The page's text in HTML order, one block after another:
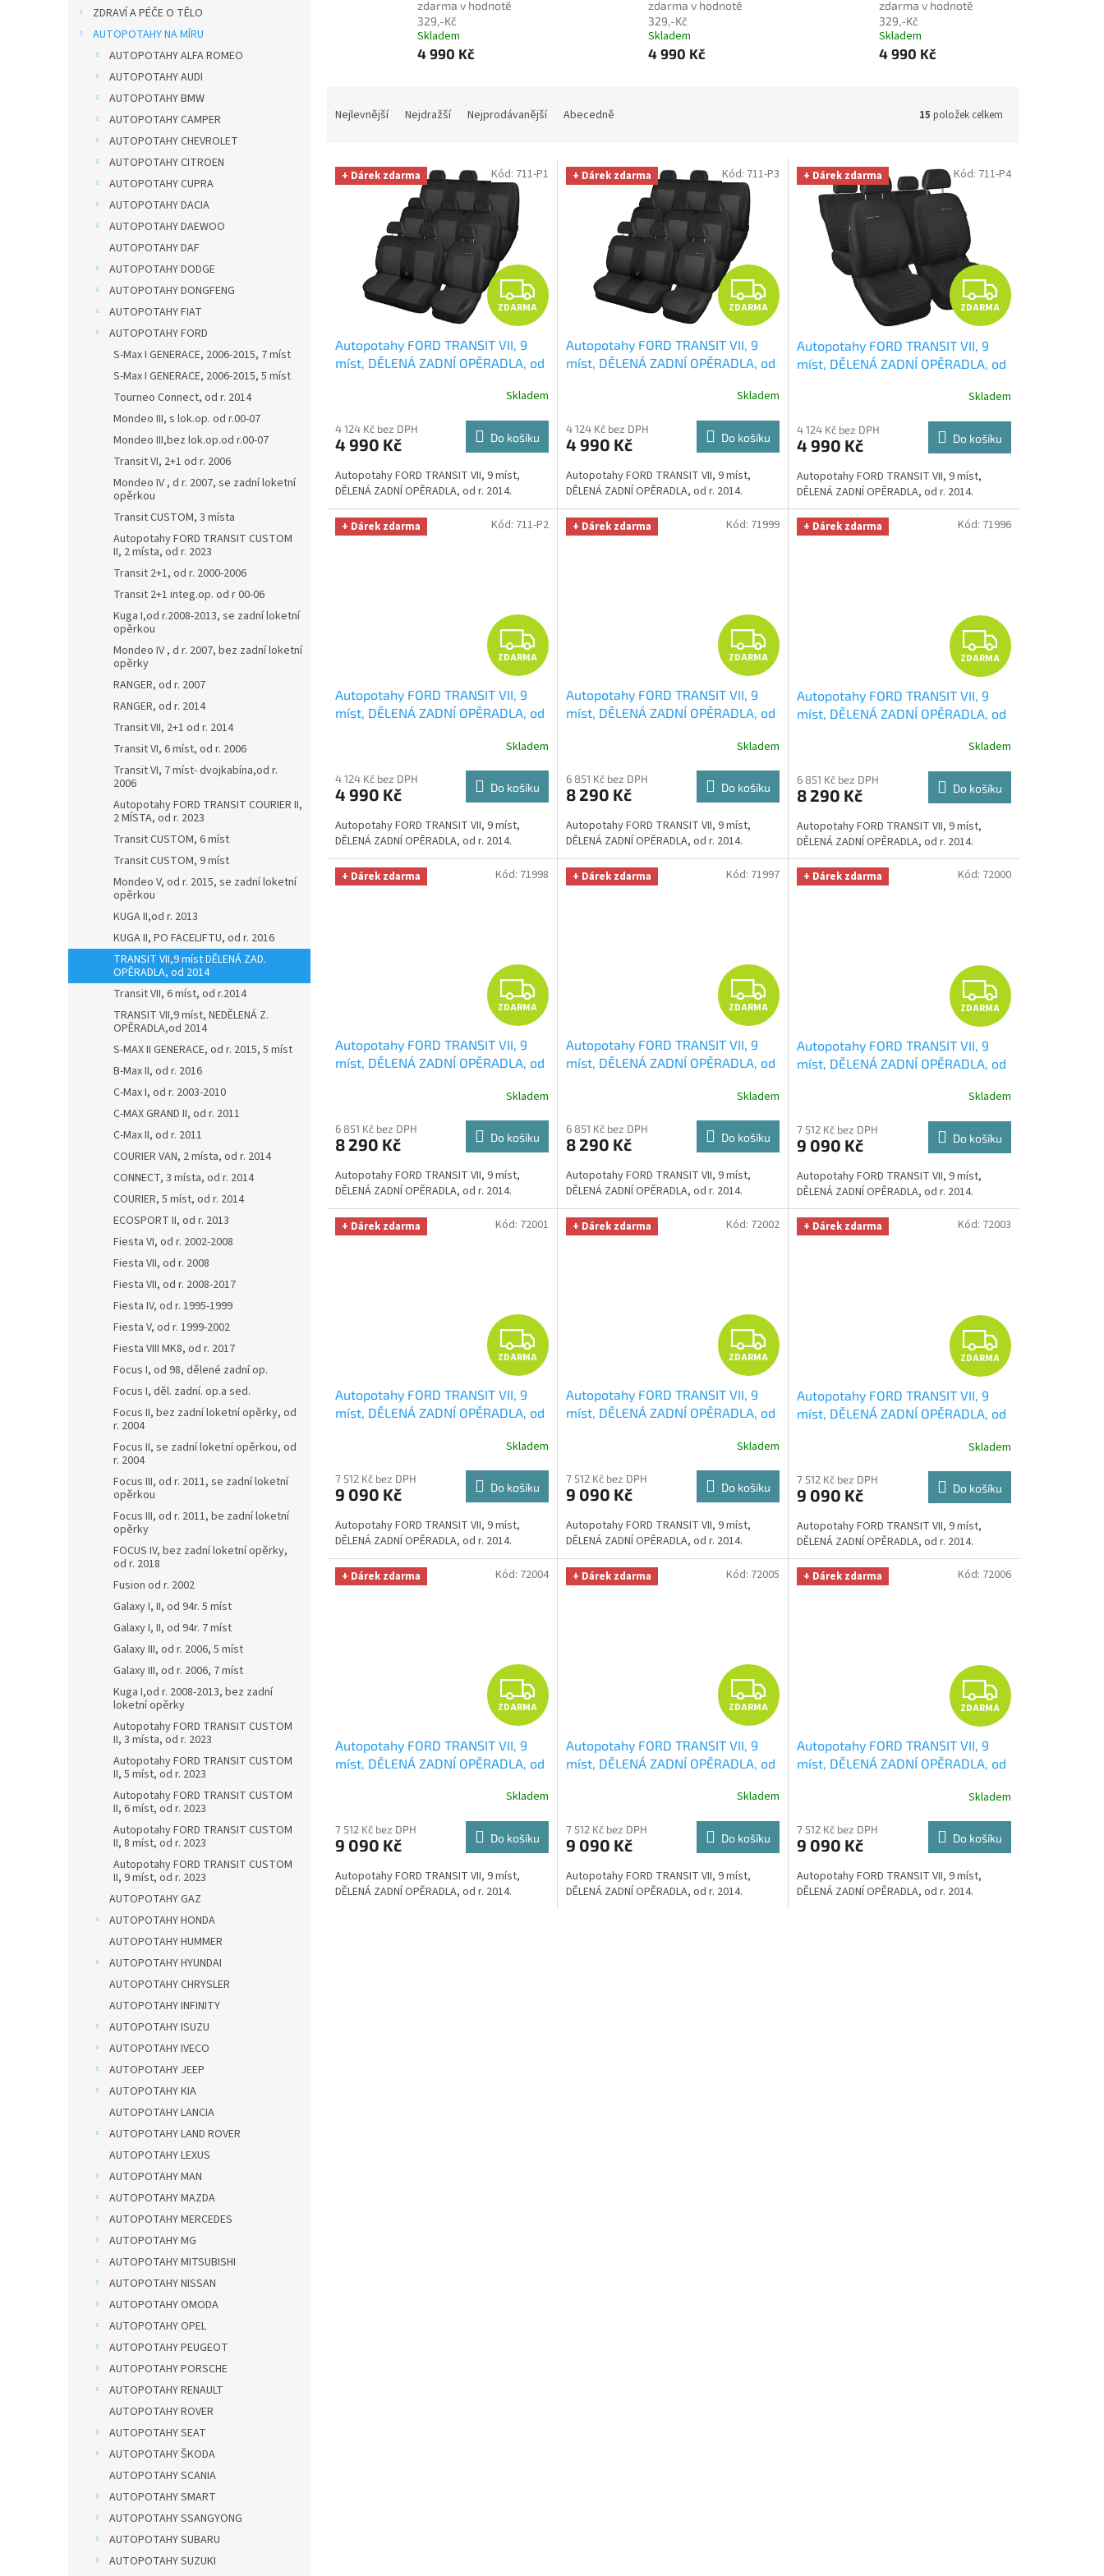
ZDRAVÍ A PÉČE O TĚLO
AUTOPOTAHY NA MÍRU
AUTOPOTAHY ALFA ROMEO
AUTOPOTAHY AUDI
AUTOPOTAHY BMW
AUTOPOTAHY CAMPER
AUTOPOTAHY CHEVROLET
AUTOPOTAHY CITROEN
AUTOPOTAHY CUPRA
AUTOPOTAHY DACIA
AUTOPOTAHY DAEWOO
AUTOPOTAHY DAF
AUTOPOTAHY DODGE
AUTOPOTAHY DONGFENG
AUTOPOTAHY FIAT
AUTOPOTAHY FORD
S-Max I GENERACE, 2006-2015, 7 míst
S-Max I GENERACE, 2006-2015, 5 míst
Tourneo Connect, od r. 2014
Mondeo III, s lok.op. od r.00-07
Mondeo III,bez lok.op.od r.00-07
Transit VI, 2+1 od r. 2006
Mondeo IV , d r. 2007, se zadní loketní
opěrkou
Transit CUSTOM, 3 místa
Autopotahy FORD TRANSIT CUSTOM
II, 2 místa, od r. 2023
Transit 2+1, od r. 2000-2006
Transit 2+1 integ.op. od r 00-06
Kuga I,od r.2008-2013, se zadní loketní
opěrkou
Mondeo IV , d r. 2007, bez zadní loketní
opěrky
RANGER, od r. 2007
RANGER, od r. 2014
Transit VII, 2+1 od r. 2014
Transit VI, 6 míst, od r. 2006
Transit VI, 7 míst- dvojkabína,od r.
2006
Autopotahy FORD TRANSIT COURIER II,
2 MÍSTA, od r. 2023
Transit CUSTOM, 6 míst
Transit CUSTOM, 9 míst
Mondeo V, od r. 2015, se zadní loketní
opěrkou
KUGA II,od r. 2013
KUGA II, PO FACELIFTU, od r. 2016
TRANSIT VII,9 míst DĚLENÁ ZAD.
OPĚRADLA, od 2014
Transit VII, 6 míst, od r.2014
TRANSIT VII,9 míst, NEDĚLENÁ Z.
OPĚRADLA,od 2014
S-MAX II GENERACE, od r. 2015, 5 míst
B-Max II, od r. 2016
C-Max I, od r. 2003-2010
C-MAX GRAND II, od r. 2011
C-Max II, od r. 2011
COURIER VAN, 2 místa, od r. 2014
CONNECT, 3 místa, od r. 2014
COURIER, 5 míst, od r. 2014
ECOSPORT II, od r. 2013
Fiesta VI, od r. 2002-2008
Fiesta VII, od r. 2008
Fiesta VII, od r. 2008-2017
Fiesta IV, od r. 1995-1999
Fiesta V, od r. 1999-2002
Fiesta VIII MK8, od r. 2017
Focus I, od 98, dělené zadní op.
Focus I, děl. zadní. op.a sed.
Focus II, bez zadní loketní opěrky, od
r. 2004
Focus II, se zadní loketní opěrkou, od
r. 2004
Focus III, od r. 2011, se zadní loketní
opěrkou
Focus III, od r. 2011, be zadní loketní
opěrky
FOCUS IV, bez zadní loketní opěrky,
od r. 2018
Fusion od r. 2002
Galaxy I, II, od 94r. 5 míst
Galaxy I, II, od 94r. 7 míst
Galaxy III, od r. 2006, 5 míst
Galaxy III, od r. 2006, 7 míst
Kuga I,od r. 2008-2013, bez zadní
loketní opěrky
Autopotahy FORD TRANSIT CUSTOM
II, 3 místa, od r. 2023
Autopotahy FORD TRANSIT CUSTOM
II, 5 míst, od r. 2023
Autopotahy FORD TRANSIT CUSTOM
II, 6 míst, od r. 2023
Autopotahy FORD TRANSIT CUSTOM
II, 8 míst, od r. 2023
Autopotahy FORD TRANSIT CUSTOM
II, 9 míst, od r. 2023
AUTOPOTAHY GAZ
AUTOPOTAHY HONDA
AUTOPOTAHY HUMMER
AUTOPOTAHY HYUNDAI
AUTOPOTAHY CHRYSLER
AUTOPOTAHY INFINITY
AUTOPOTAHY ISUZU
AUTOPOTAHY IVECO
AUTOPOTAHY JEEP
AUTOPOTAHY KIA
AUTOPOTAHY LANCIA
AUTOPOTAHY LAND ROVER
AUTOPOTAHY LEXUS
AUTOPOTAHY MAN
AUTOPOTAHY MAZDA
AUTOPOTAHY MERCEDES
AUTOPOTAHY MG
AUTOPOTAHY MITSUBISHI
AUTOPOTAHY NISSAN
AUTOPOTAHY OMODA
AUTOPOTAHY OPEL
AUTOPOTAHY PEUGEOT
AUTOPOTAHY PORSCHE
AUTOPOTAHY RENAULT
AUTOPOTAHY ROVER
AUTOPOTAHY SEAT
AUTOPOTAHY ŠKODA
AUTOPOTAHY SCANIA
AUTOPOTAHY SMART
AUTOPOTAHY SSANGYONG
AUTOPOTAHY SUBARU
AUTOPOTAHY SUZUKI
zdarma v hodnotě
329,-Kč
Skladem
4 990 Kč
zdarma v hodnotě
329,-Kč
Skladem
4 990 Kč
zdarma v hodnotě
329,-Kč
Skladem
4 990 Kč
n
Nejlevnější Nejdražší Nejprodávanější Abecedně 15 položek celkem
V + Dárek zdarma
Z
D
A
R
M
A
ZDARMA
Autopotahy FORD TRANSIT VII, 9
míst, DĚLENÁ ZADNÍ OPĚRADLA, od
na auto i úklid Smart Microfiber
zdarma v hodnotě 329,-Kč
Skladem
4 124 Kč bez DPH
4 990 Kč Do košíku
Autopotahy FORD TRANSIT VII, 9 míst,
DĚLENÁ ZADNÍ OPĚRADLA, od r. 2014.
Kód: 711-P1 + Dárek zdarma
Z
D
A
R
M
A
ZDARMA
Autopotahy FORD TRANSIT VII, 9
míst, DĚLENÁ ZADNÍ OPĚRADLA, od
zdarma v hodnotě 329,-Kč
Skladem
4 124 Kč bez DPH
4 990 Kč Do košíku
Autopotahy FORD TRANSIT VII, 9 míst,
DĚLENÁ ZADNÍ OPĚRADLA, od r. 2014.
Kód: 711-P3 + Dárek zdarma
Z
D
A
R
M
A
ZDARMA
Autopotahy FORD TRANSIT VII, 9
míst, DĚLENÁ ZADNÍ OPĚRADLA, od
Skladem
4 124 Kč bez DPH
4 990 Kč Do košíku
Autopotahy FORD TRANSIT VII, 9 míst,
DĚLENÁ ZADNÍ OPĚRADLA, od r. 2014.
Kód: 711-P4
+ Dárek zdarma
Z
D
A
R
M
A
ZDARMA
Autopotahy FORD TRANSIT VII, 9
míst, DĚLENÁ ZADNÍ OPĚRADLA, od
Microfiber zdarma v hodnotě 329,-
Kč
Skladem
4 124 Kč bez DPH
4 990 Kč Do košíku
Autopotahy FORD TRANSIT VII, 9 míst,
DĚLENÁ ZADNÍ OPĚRADLA, od r. 2014.
Kód: 711-P2 + Dárek zdarma
Z
D
A
R
M
A
ZDARMA
Autopotahy FORD TRANSIT VII, 9
míst, DĚLENÁ ZADNÍ OPĚRADLA, od
Microfiber zdarma v hodnotě 329,-
Kč
Skladem
6 851 Kč bez DPH
8 290 Kč Do košíku
Autopotahy FORD TRANSIT VII, 9 míst,
DĚLENÁ ZADNÍ OPĚRADLA, od r. 2014.
Kód: 71999 + Dárek zdarma
Z
D
A
R
M
A
ZDARMA
Autopotahy FORD TRANSIT VII, 9
míst, DĚLENÁ ZADNÍ OPĚRADLA, od
OPTIMÁL utěrka na auto i úklid
329,-Kč
Skladem
6 851 Kč bez DPH
8 290 Kč Do košíku
Autopotahy FORD TRANSIT VII, 9 míst,
DĚLENÁ ZADNÍ OPĚRADLA, od r. 2014.
Kód: 71996
+ Dárek zdarma
Z
D
A
R
M
A
ZDARMA
Autopotahy FORD TRANSIT VII, 9
míst, DĚLENÁ ZADNÍ OPĚRADLA, od
Microfiber zdarma v hodnotě 329,-
Kč
Skladem
6 851 Kč bez DPH
8 290 Kč Do košíku
Autopotahy FORD TRANSIT VII, 9 míst,
DĚLENÁ ZADNÍ OPĚRADLA, od r. 2014.
Kód: 71998 + Dárek zdarma
Z
D
A
R
M
A
ZDARMA
Autopotahy FORD TRANSIT VII, 9
míst, DĚLENÁ ZADNÍ OPĚRADLA, od
Microfiber zdarma v hodnotě 329,-
Kč
Skladem
6 851 Kč bez DPH
8 290 Kč Do košíku
Autopotahy FORD TRANSIT VII, 9 míst,
DĚLENÁ ZADNÍ OPĚRADLA, od r. 2014.
Kód: 71997 + Dárek zdarma
Z
D
A
R
M
A
ZDARMA
Autopotahy FORD TRANSIT VII, 9
míst, DĚLENÁ ZADNÍ OPĚRADLA, od
na auto i úklid Smart Microfiber
zdarma v hodnotě 329,-Kč
Skladem
7 512 Kč bez DPH
9 090 Kč Do košíku
Autopotahy FORD TRANSIT VII, 9 míst,
DĚLENÁ ZADNÍ OPĚRADLA, od r. 2014.
Kód: 72000
+ Dárek zdarma
Z
D
A
R
M
A
ZDARMA
Autopotahy FORD TRANSIT VII, 9
míst, DĚLENÁ ZADNÍ OPĚRADLA, od
na auto i úklid Smart Microfiber
zdarma v hodnotě 329,-Kč
Skladem
7 512 Kč bez DPH
9 090 Kč Do košíku
Autopotahy FORD TRANSIT VII, 9 míst,
DĚLENÁ ZADNÍ OPĚRADLA, od r. 2014.
Kód: 72001 + Dárek zdarma
Z
D
A
R
M
A
ZDARMA
Autopotahy FORD TRANSIT VII, 9
míst, DĚLENÁ ZADNÍ OPĚRADLA, od
na auto i úklid Smart Microfiber
zdarma v hodnotě 329,-Kč
Skladem
7 512 Kč bez DPH
9 090 Kč Do košíku
Autopotahy FORD TRANSIT VII, 9 míst,
DĚLENÁ ZADNÍ OPĚRADLA, od r. 2014.
Kód: 72002 + Dárek zdarma
Z
D
A
R
M
A
ZDARMA
Autopotahy FORD TRANSIT VII, 9
míst, DĚLENÁ ZADNÍ OPĚRADLA, od
na auto i úklid Smart Microfiber
zdarma v hodnotě 329,-Kč
Skladem
7 512 Kč bez DPH
9 090 Kč Do košíku
Autopotahy FORD TRANSIT VII, 9 míst,
DĚLENÁ ZADNÍ OPĚRADLA, od r. 2014.
Kód: 72003
+ Dárek zdarma
Z
D
A
R
M
A
ZDARMA
Autopotahy FORD TRANSIT VII, 9
míst, DĚLENÁ ZADNÍ OPĚRADLA, od
na auto i úklid Smart MicrofiberSkladem
7 512 Kč bez DPH
9 090 Kč Do košíku
Autopotahy FORD TRANSIT VII, 9 míst,
DĚLENÁ ZADNÍ OPĚRADLA, od r. 2014.
Kód: 72004 + Dárek zdarma
Z
D
A
R
M
A
ZDARMA
Autopotahy FORD TRANSIT VII, 9
míst, DĚLENÁ ZADNÍ OPĚRADLA, od
na auto i úklid Smart MicrofiberSkladem
7 512 Kč bez DPH
9 090 Kč Do košíku
Autopotahy FORD TRANSIT VII, 9 míst,
DĚLENÁ ZADNÍ OPĚRADLA, od r. 2014.
Kód: 72005 + Dárek zdarma
Z
D
A
R
M
A
ZDARMA
Autopotahy FORD TRANSIT VII, 9
míst, DĚLENÁ ZADNÍ OPĚRADLA, od
na auto i úklid Smart Microfiber
zdarma v hodnotě 329,-Kč
Skladem
7 512 Kč bez DPH
9 090 Kč Do košíku
Autopotahy FORD TRANSIT VII, 9 míst,
DĚLENÁ ZADNÍ OPĚRADLA, od r. 2014.
Kód: 72006